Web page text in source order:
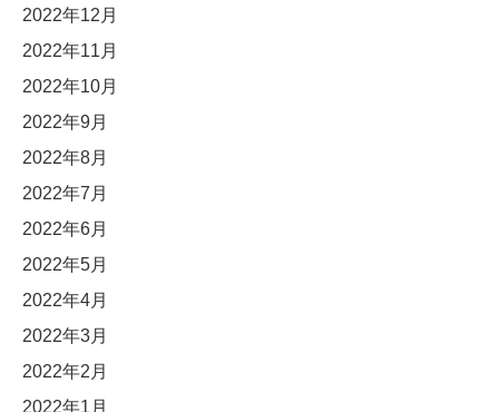
2022年12月
2022年11月
2022年10月
2022年9月
2022年8月
2022年7月
2022年6月
2022年5月
2022年4月
2022年3月
2022年2月
2022年1月